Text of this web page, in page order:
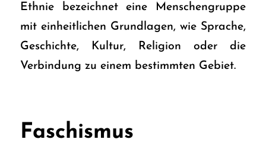
Ethnie bezeichnet eine Menschengruppe
mit einheitlichen Grundlagen, wie Sprache,
Geschichte, Kultur, Religion oder die
Verbindung zu einem bestimmten Gebiet.
Faschismus